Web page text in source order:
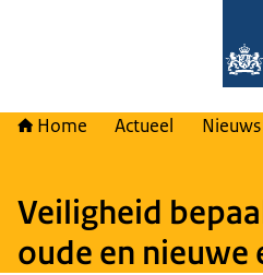
Home Actueel Nieuws
Veiligheid
oude en nieuwe